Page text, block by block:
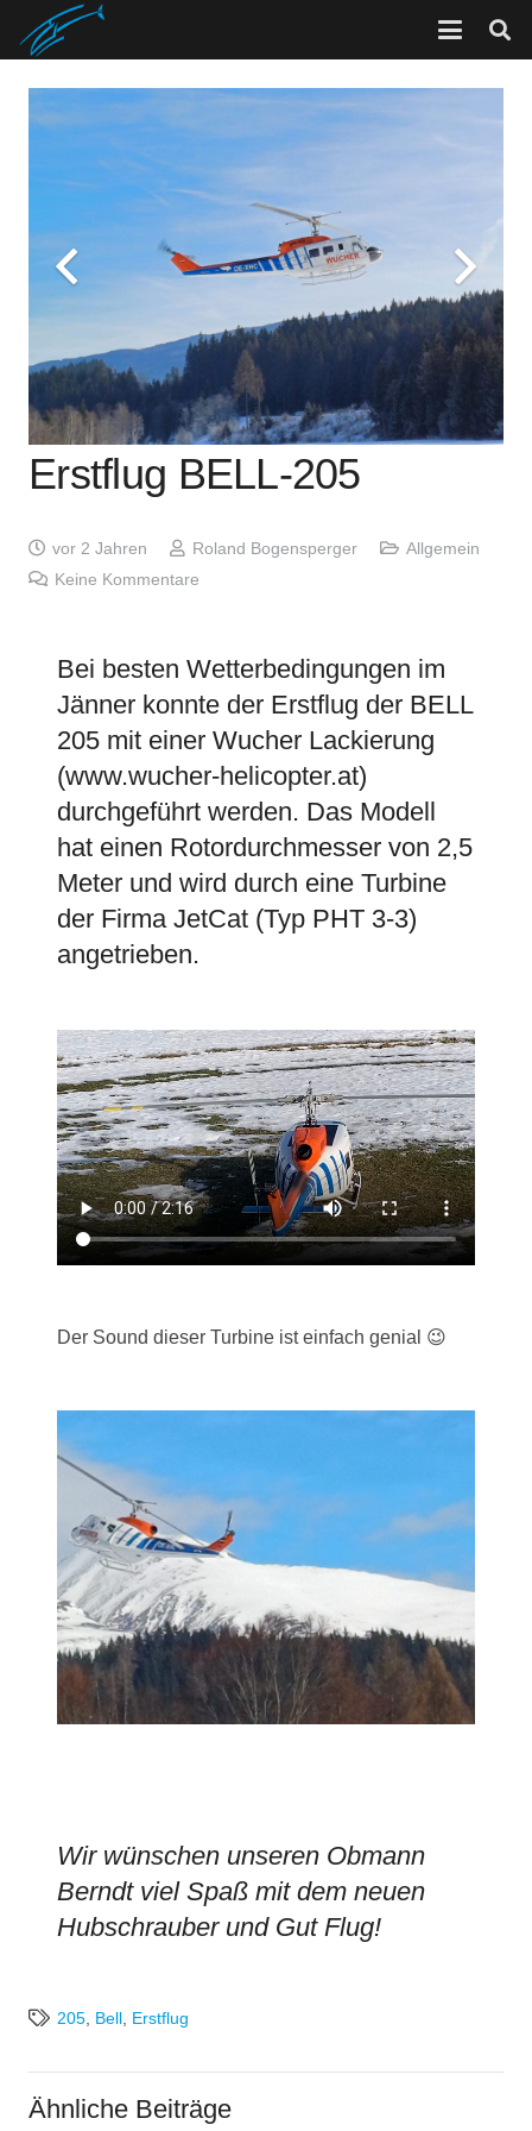
Erstflug BELL-205
vor 2 Jahren Roland Bogensperger
Allgemein
Keine Kommentare
Bei besten Wetterbedingungen im
Jänner konnte der Erstflug der BELL
205 mit einer Wucher Lackierung
(www.wucher-helicopter.at)
durchgeführt werden. Das Modell
hat einen Rotordurchmesser von 2,5
Meter und wird durch eine Turbine
der Firma JetCat (Typ PHT 3-3)
angetrieben.
Der Sound dieser Turbine ist einfach genial 😉
Wir wünschen unseren Obmann
Berndt viel Spaß mit dem neuen
Hubschrauber und Gut Flug!
205, Bell, Erstflug
Ähnliche Beiträge